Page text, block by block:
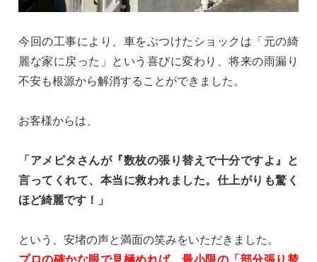
今回の工事により、車をぶつけたショックは「元の綺
麗な家に戻った」という喜びに変わり、将来の雨漏り
不安も根源から解消することができました。
お客様からは、
「アメピタさんが『数枚の張り替えで十分ですよ』と
言ってくれて、本当に救われました。仕上がりも驚く
ほど綺麗です！」
という、安堵の声と満面の笑みをいただきました。